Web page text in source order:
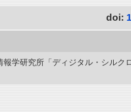
doi:
学研究所「ディジタル・シルク